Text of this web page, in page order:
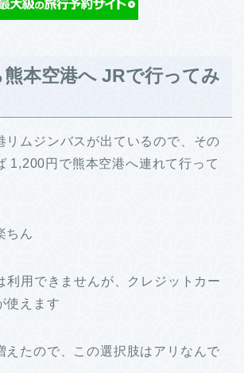
本空港へ JRで行ってみ
リムジンバスが出ているので、その
1,200円で熊本空港へ連れて行って
ちん
利用できませんが、クレジットカー
使えます
えたので、この選択肢はアリなんで